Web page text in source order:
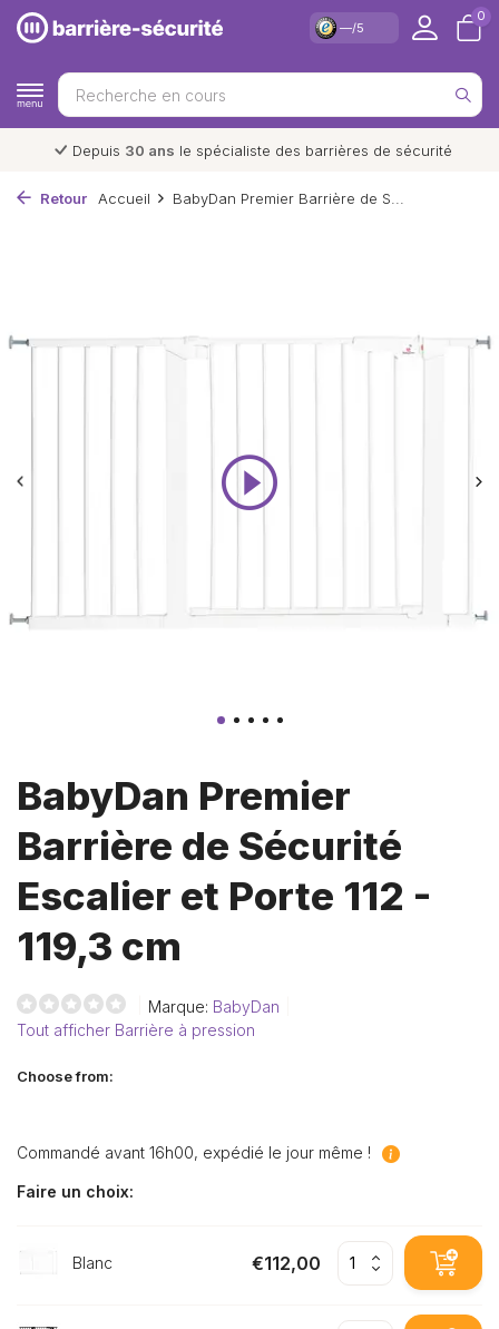
—/5
0
Depuis 30 ans le spécialiste des barrières de sécurité
Retour Accueil BabyDan Premier Barrière de S...
BabyDan Premier
Barrière de Sécurité
Escalier et Porte 112 -
119,3 cm
Marque: BabyDan
Tout afficher Barrière à pression
Choose from:
Commandé avant 16h00, expédié le jour même !
Faire un choix:
Blanc €112,00